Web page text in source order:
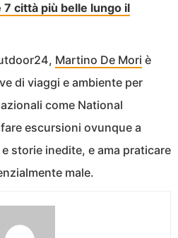
7 città più belle lungo il
Martino De Mori è
di viaggi e ambiente per
come National
escursioni ovunque a
storie inedite, e ama praticare
male.